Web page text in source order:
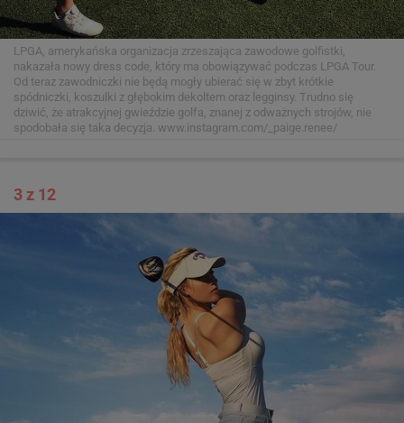
LPGA, amerykańska organizacja zrzeszająca zawodowe golfistki,
nakazała nowy dress code, który ma obowiązywać podczas LPGA Tour.
Od teraz zawodniczki nie będą mogły ubierać się w zbyt krótkie
spódniczki, koszulki z głębokim dekoltem oraz legginsy. Trudno się
dziwić, że atrakcyjnej gwieździe golfa, znanej z odważnych strojów, nie
spodobała się taka decyzja. www.instagram.com/_paige.renee/
3 z 12